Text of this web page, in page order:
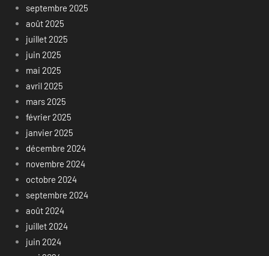
septembre 2025
août 2025
juillet 2025
juin 2025
mai 2025
avril 2025
mars 2025
février 2025
janvier 2025
décembre 2024
novembre 2024
octobre 2024
septembre 2024
août 2024
juillet 2024
juin 2024